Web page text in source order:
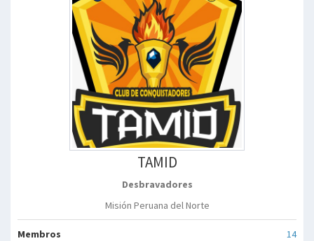
TAMID
Desbravadores
Misión Peruana del Norte
Membros 14